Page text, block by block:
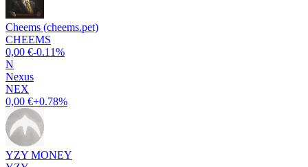
Cheems (cheems.pet)
CHEEMS
0,00 €-0.11%
N
Nexus
NEX
0,00 €+0.78%
YZY MONEY